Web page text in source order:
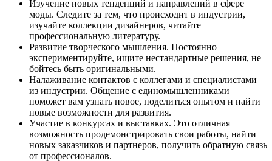
Изучение новых тенденций и направлений в сфере
моды. Следите за тем, что происходит в индустрии,
изучайте коллекции дизайнеров, читайте
профессиональную литературу.
Развитие творческого мышления. Постоянно
экспериментируйте, ищите нестандартные решения, не
бойтесь быть оригинальными.
Налаживание контактов с коллегами и специалистами
из индустрии. Общение с единомышленниками
поможет вам узнать новое, поделиться опытом и найти
новые возможности для развития.
Участие в конкурсах и выставках. Это отличная
возможность продемонстрировать свои работы, найти
новых заказчиков и партнеров, получить обратную связь
от профессионалов.